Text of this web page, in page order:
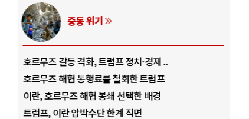
중동 위기
호르무즈 갈등 격화, 트럼프 정치·경제 ..
호르무즈 해협 통행료를 철회한 트럼프
이란, 호르무즈 해협 봉쇄 선택한 배경
트럼프, 이란 압박수단 한계 직면